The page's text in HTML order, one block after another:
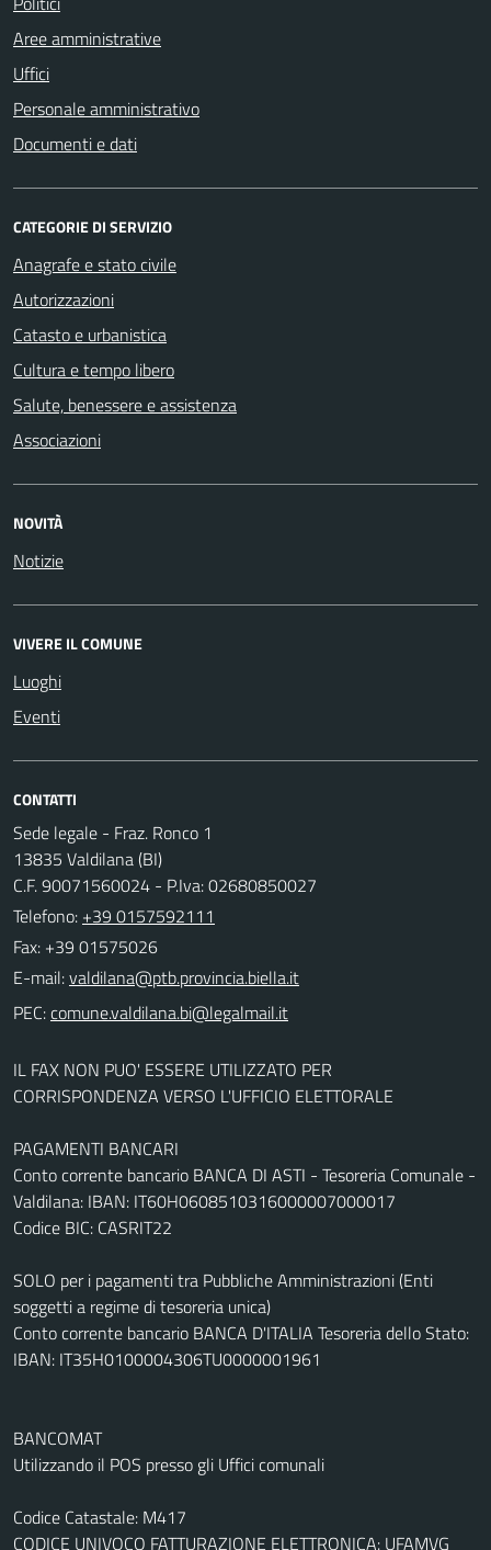
Aree amministrative
Uffici
Personale amministrativo
Documenti e dati
CATEGORIE DI SERVIZIO
Anagrafe e stato civile
Autorizzazioni
Catasto e urbanistica
Cultura e tempo libero
Salute, benessere e assistenza
Associazioni
NOVITÀ
Notizie
VIVERE IL COMUNE
Luoghi
Eventi
CONTATTI
Sede legale - Fraz. Ronco 1
13835 Valdilana (BI)
C.F. 90071560024 - P.Iva: 02680850027
Telefono: +39 0157592111
Fax: +39 01575026
E-mail:
PEC:
IL FAX NON PUO' ESSERE UTILIZZATO PER
CORRISPONDENZA VERSO L'UFFICIO ELETTORALE
PAGAMENTI BANCARI
Conto corrente bancario BANCA DI ASTI - Tesoreria Comunale -
Valdilana: IBAN: IT60H0608510316000007000017
Codice BIC: CASRIT22
SOLO per i pagamenti tra Pubbliche Amministrazioni (Enti
soggetti a regime di tesoreria unica)
Conto corrente bancario BANCA D'ITALIA Tesoreria dello Stato:
IBAN: IT35H0100004306TU0000001961
BANCOMAT
Utilizzando il POS presso gli Uffici comunali
Codice Catastale: M417
CODICE UNIVOCO FATTURAZIONE ELETTRONICA: UFAMVG